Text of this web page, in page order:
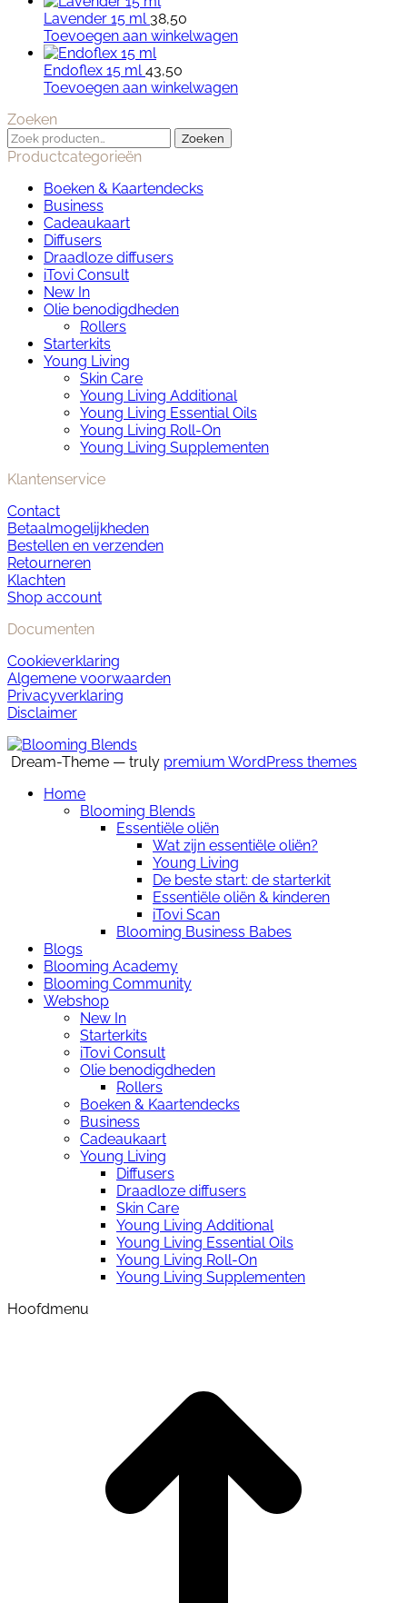
Lavender 15 ml 38,50
Toevoegen aan winkelwagen
Endoflex 15 ml43,50
Toevoegen aan winkelwagen
Zoeken
Zoeken
naar:
Zoeken
Productcategorieën
Boeken & Kaartendecks
Business
Cadeaukaart
Diffusers
Draadloze diffusers
iTovi Consult
New In
Olie benodigdheden
Rollers
Starterkits
Young Living
Skin Care
Young Living Additional
Young Living Essential Oils
Young Living Roll-On
Young Living Supplementen
Klantenservice
Contact
Betaalmogelijkheden
Bestellen en verzenden
Retourneren
Klachten
Shop account
Documenten
Cookieverklaring
Algemene voorwaarden
Privacyverklaring
Disclaimer
Dream-Theme — truly premium WordPress themes
Home
Blooming Blends
Essentiële oliën
Wat zijn essentiële oliën?
Young Living
De beste start: de starterkit
Essentiële oliën & kinderen
iTovi Scan
Blooming Business Babes
Blogs
Blooming Academy
Blooming Community
Webshop
New In
Starterkits
iTovi Consult
Olie benodigdheden
Rollers
Boeken & Kaartendecks
Business
Cadeaukaart
Young Living
Diffusers
Draadloze diffusers
Skin Care
Young Living Additional
Young Living Essential Oils
Young Living Roll-On
Young Living Supplementen
Hoofdmenu